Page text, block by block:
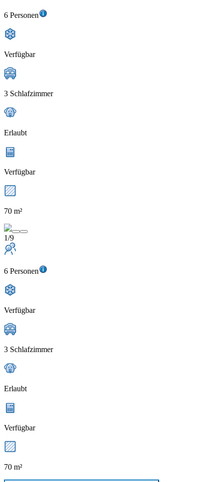
6 Personen
Verfügbar
3 Schlafzimmer
Erlaubt
Verfügbar
70 m²
1/9
6 Personen
Verfügbar
3 Schlafzimmer
Erlaubt
Verfügbar
70 m²